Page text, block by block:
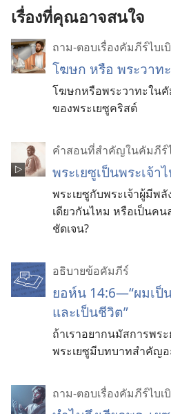
เรื่องที่คุณอาจสนใจ
ถาม-ตอบเรื่องคัมภีร์ไบเ
โฆษก หรือ พระวาท
โฆษกหรือพระวาทะในคั
ของพระเยซูคริสต์
คำสอนที่สำคัญในคัมภีร์
พระเยซูเป็นพระเจ้า
พระเยซูกับพระเจ้าผู้มีพ
เดียวกันไหม หรือเป็นค
ชัดเจน?
อธิบายข้อคัมภีร์
ยอห์น 14:6—“ผมเป็
และเป็นชีวิต”
ถ้าเราอยากนมัสการพร
พระเยซูมีบทบาทสำคัญอ
ถาม-ตอบเรื่องคัมภีร์ไบเ